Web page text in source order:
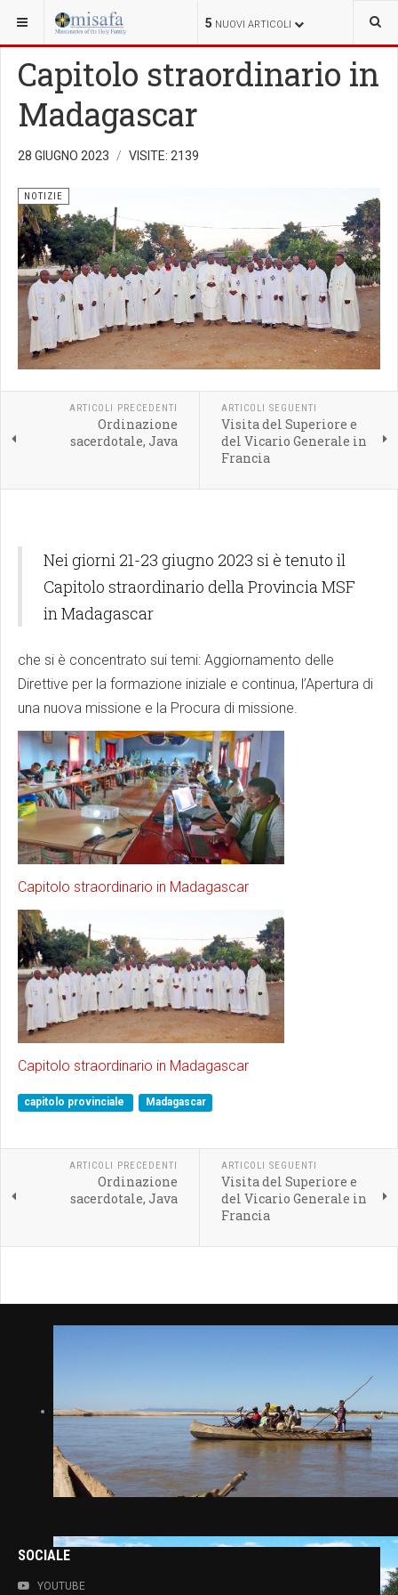
5 NUOVI ARTICOLI
SEI QUI:
Capitolo straordinario in
Madagascar
28 GIUGNO 2023 VISITE: 2139
NOTIZIE
ARTICOLI PRECEDENTI
Ordinazione
sacerdotale, Java
ARTICOLI SEGUENTI
Visita del Superiore e
del Vicario Generale in
Francia
Nei giorni 21-23 giugno 2023 si è tenuto il
Capitolo straordinario della Provincia MSF
in Madagascar
che si è concentrato sui temi: Aggiornamento delle
Direttive per la formazione iniziale e continua, l’Apertura di
una nuova missione e la Procura di missione.
Capitolo straordinario in Madagascar
Capitolo straordinario in Madagascar
capitolo provinciale Madagascar
ARTICOLI PRECEDENTI
Ordinazione
sacerdotale, Java
ARTICOLI SEGUENTI
Visita del Superiore e
del Vicario Generale in
Francia
SOCIALE
YOUTUBE